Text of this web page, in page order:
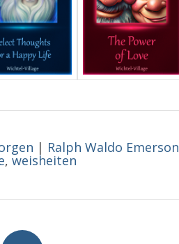
| Ralph Waldo Emerson
, weisheiten